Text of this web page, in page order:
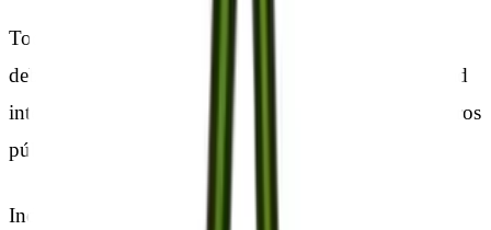
Todos los contenidos del sitio web se encuentran
debidamente protegidos por la normativa de propiedad
intelectual e industrial, así como inscritos en los registros
públicos correspondientes.
Independientemente de la finalidad para la que fueran